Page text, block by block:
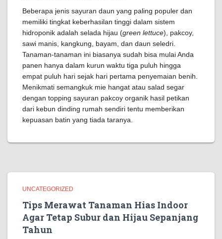
Beberapa jenis sayuran daun yang paling populer dan
memiliki tingkat keberhasilan tinggi dalam sistem
hidroponik adalah selada hijau (green lettuce), pakcoy,
sawi manis, kangkung, bayam, dan daun seledri.
Tanaman-tanaman ini biasanya sudah bisa mulai Anda
panen hanya dalam kurun waktu tiga puluh hingga
empat puluh hari sejak hari pertama penyemaian benih.
Menikmati semangkuk mie hangat atau salad segar
dengan topping sayuran pakcoy organik hasil petikan
dari kebun dinding rumah sendiri tentu memberikan
kepuasan batin yang tiada taranya.
UNCATEGORIZED
Tips Merawat Tanaman Hias Indoor
Agar Tetap Subur dan Hijau Sepanjang
Tahun